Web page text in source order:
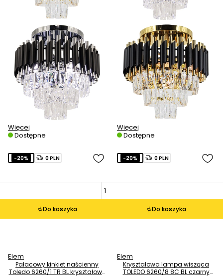
Więcej
Dostępne
Więcej
Dostępne
Do koszyka
-20% 0 PLN
Elem
Pałacowy kinkiet naścienny
Toledo 6260/1 TR BL kryształowy
Do koszyka
-20% 0 PLN
Elem
Kryształowa lampa wisząca
TOLEDO 6260/8 8C BL czarny